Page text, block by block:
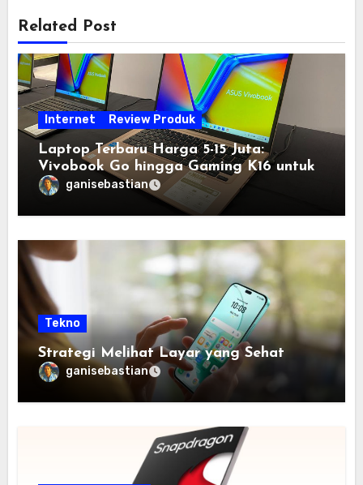
Related Post
Internet Review Produk
Laptop Terbaru Harga 5-15 Juta:
Vivobook Go hingga Gaming K16 untuk
Semua Budget
ganisebastian
Tekno
Strategi Melihat Layar yang Sehat
ganisebastian